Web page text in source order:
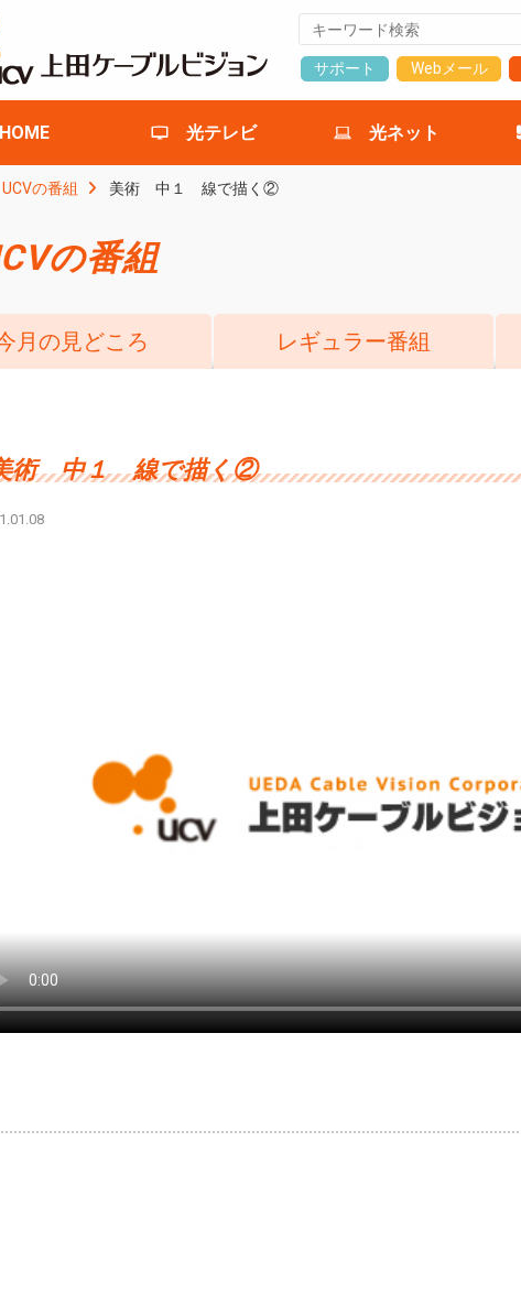
サポート Webメール
HOME 光テレビ 光ネット
UCVの番組 美術 中１ 線で描く②
の番組
月の見どころ レギュラー番組
術 中１ 線で描く②